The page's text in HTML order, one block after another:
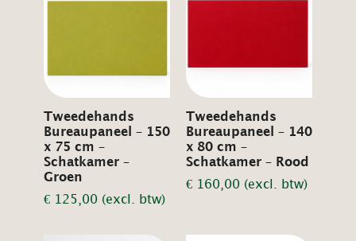
Tweedehands
Bureaupaneel – 150
x 75 cm –
Schatkamer –
Groen
€ 125,00 (excl. btw)
Tweedehands
Bureaupaneel – 140
x 80 cm –
Schatkamer – Rood
€ 160,00 (excl. btw)